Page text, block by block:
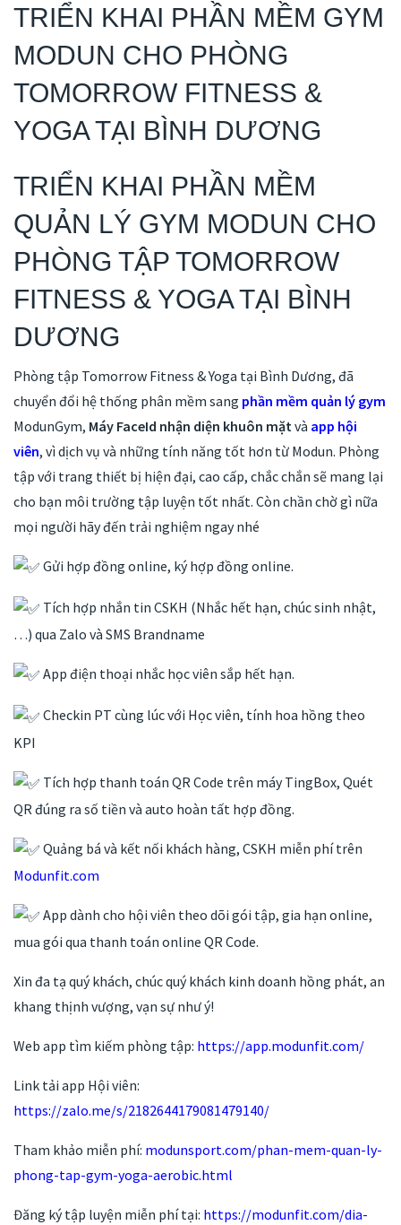
TRIỂN KHAI PHẦN MỀM GYM
MODUN CHO PHÒNG
TOMORROW FITNESS &
YOGA TẠI BÌNH DƯƠNG
TRIỂN KHAI PHẦN MỀM
QUẢN LÝ GYM MODUN CHO
PHÒNG TẬP TOMORROW
FITNESS & YOGA TẠI BÌNH
DƯƠNG
Phòng tập Tomorrow Fitness & Yoga tại Bình Dương, đã
chuyển đổi hệ thống phân mềm sang phần mềm quản lý gym
ModunGym, Máy FaceId nhận diện khuôn mặtvà app hội
viên, vì dịch vụ và những tính năng tốt hơn từ Modun. Phòng
tập với trang thiết bị hiện đại, cao cấp, chắc chắn sẽ mang lại
cho bạn môi trường tập luyện tốt nhất. Còn chần chờ gì nữa
mọi người hãy đến trải nghiệm ngay nhé
Gửi hợp đồng online, ký hợp đồng online.
Tích hợp nhắn tin CSKH (Nhắc hết hạn, chúc sinh nhật,
…) qua Zalo và SMS Brandname
App điện thoại nhắc học viên sắp hết hạn.
Checkin PT cùng lúc với Học viên, tính hoa hồng theo
KPI
Tích hợp thanh toán QR Code trên máy TingBox, Quét
QR đúng ra số tiền và auto hoàn tất hợp đồng.
Quảng bá và kết nối khách hàng, CSKH miễn phí trên
Modunfit.com
App dành cho hội viên theo dõi gói tập, gia hạn online,
mua gói qua thanh toán online QR Code.
Xin đa tạ quý khách, chúc quý khách kinh doanh hồng phát, an
khang thịnh vượng, vạn sự như ý!
Web app tìm kiếm phòng tập: https://app.modunfit.com/
Link tải app Hội viên:
https://zalo.me/s/2182644179081479140/
Tham khảo miễn phí: modunsport.com/phan-mem-quan-ly-
phong-tap-gym-yoga-aerobic.html
Đăng ký tập luyện miễn phí tại: https://modunfit.com/dia-